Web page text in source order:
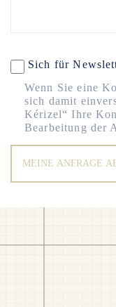
Sich für
Wenn Sie eine
sich damit
Kérizel“ Ihre
Bearbeitung der